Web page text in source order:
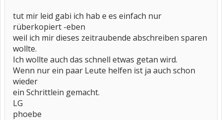
tut mir leid gabi ich hab e es einfach nur
rüberkopiert -eben
weil ich mir dieses zeitraubende abschreiben sparen
wollte.
Ich wollte auch das schnell etwas getan wird.
Wenn nur ein paar Leute helfen ist ja auch schon
wieder
ein Schrittlein gemacht.
LG
phoebe